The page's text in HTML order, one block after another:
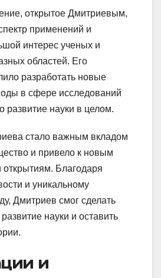
открытое Дмитриевым,
применений и
интерес ученых и
областей. Его
разработать новые
в сфере исследований
развитие науки в целом.
стало важным вкладом
и привело к новым
Благодаря
и уникальному
Дмитриев смог сделать
науки и оставить
и